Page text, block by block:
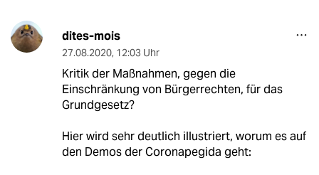
dites-mois
27.08.2020, 12:03 Uhr
Kritik der Maßnahmen, gegen die
Einschränkung von Bürgerrechten, für das
Grundgesetz?
Hier wird sehr deutlich illustriert, worum es auf
den Demos der Coronapegida geht: